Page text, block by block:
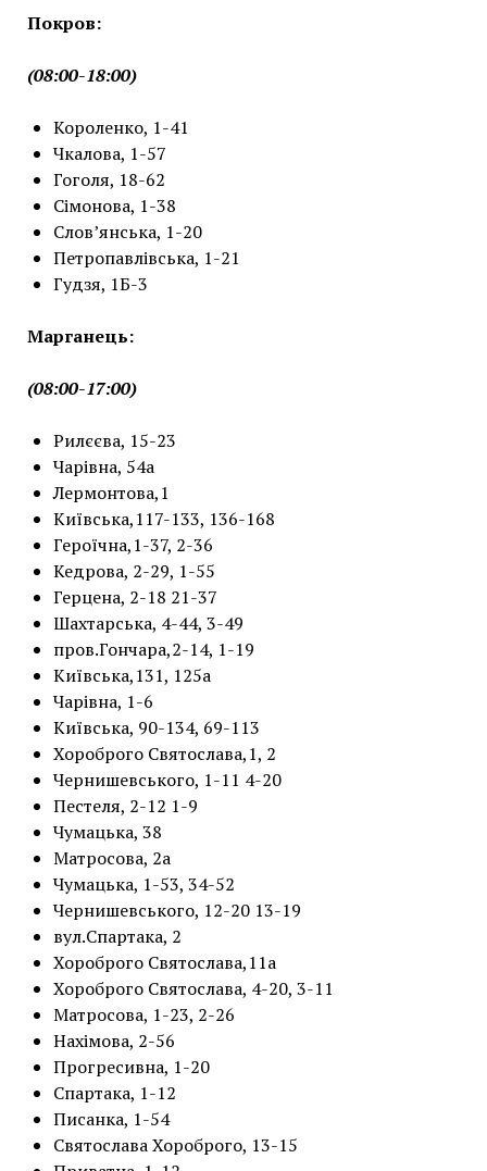
Покров:
(08:00-18:00)
Короленко, 1-41
Чкалова, 1-57
Гоголя, 18-62
Сімонова, 1-38
Слов’янська, 1-20
Петропавлівська, 1-21
Гудзя, 1Б-3
Марганець:
(08:00-17:00)
Рилєєва, 15-23
Чарівна, 54а
Лермонтова,1
Київська,117-133, 136-168
Героїчна,1-37, 2-36
Кедрова, 2-29, 1-55
Герцена, 2-18 21-37
Шахтарська, 4-44, 3-49
пров.Гончара,2-14, 1-19
Київська,131, 125а
Чарівна, 1-6
Київська, 90-134, 69-113
Хороброго Святослава,1, 2
Чернишевського, 1-11 4-20
Пестеля, 2-12 1-9
Чумацька, 38
Матросова, 2а
Чумацька, 1-53, 34-52
Чернишевського, 12-20 13-19
вул.Спартака, 2
Хороброго Святослава,11а
Хороброго Святослава, 4-20, 3-11
Матросова, 1-23, 2-26
Нахімова, 2-56
Прогресивна, 1-20
Спартака, 1-12
Писанка, 1-54
Святослава Хороброго, 13-15